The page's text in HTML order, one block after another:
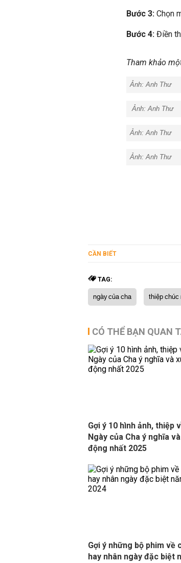
Bước 3: Chọn
Bước 4: Điền
Tham khảo
Ảnh:Anh Thư
Ảnh: Anh Thư
Ảnh: Anh Thư
Ảnh: Anh Thư
CẦN BIẾT
TAG:
ngày của cha thiệp
CÓ THỂ BẠN QUAN
Gợi ý 10 hình ảnh, thiệp
Ngày của Cha ý nghĩa
động nhất 2025
Gợi ý những bộ phim về
hay nhân ngày đặc biệt